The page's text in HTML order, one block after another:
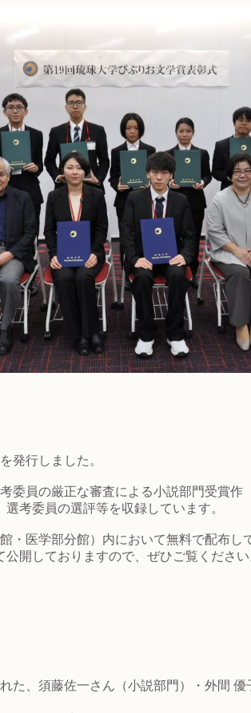
発行しました。
委員の厳正な審査による小説部門受賞作
考委員の選評等を収録しています。
・医学部分館）内において無料で配布し
開しておりますので、ぜひご覧ください
、須藤佐一さん（小説部門）・外間